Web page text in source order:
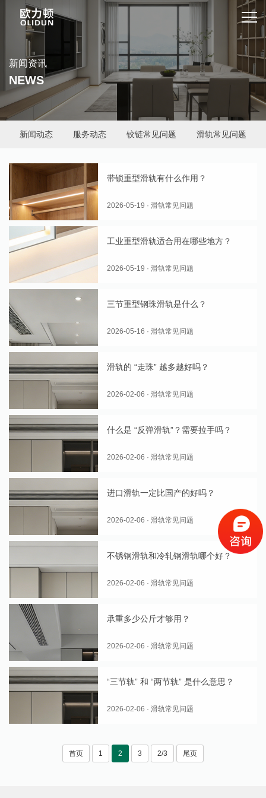
新闻资讯
NEWS
新闻动态 服务动态 铰链常见问题 滑轨常见问题
带锁重型滑轨有什么作用？
2026-05-19 · 滑轨常见问题
工业重型滑轨适合用在哪些地方？
2026-05-19 · 滑轨常见问题
三节重型钢珠滑轨是什么？
2026-05-16 · 滑轨常见问题
滑轨的 “走珠” 越多越好吗？
2026-02-06 · 滑轨常见问题
什么是 “反弹滑轨”？需要拉手吗？
2026-02-06 · 滑轨常见问题
进口滑轨一定比国产的好吗？
2026-02-06 · 滑轨常见问题
不锈钢滑轨和冷轧钢滑轨哪个好？
2026-02-06 · 滑轨常见问题
承重多少公斤才够用？
2026-02-06 · 滑轨常见问题
“三节轨” 和 “两节轨” 是什么意思？
2026-02-06 · 滑轨常见问题
首页 1 2 3 2/3 尾页